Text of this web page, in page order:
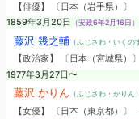
【俳優】 〔日本（岩手県）〕
1859年3月20日
（安政6年2月16日）
藤沢 幾之輔 （ふじさわ・いくの
【政治家】 〔日本（宮城県）〕
1977年3月27日〜
藤沢 かりん （ふじさわ・かりん）
【女優】 〔日本（東京都）〕